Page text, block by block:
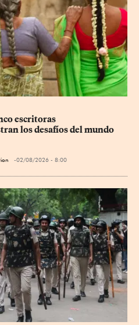
escritoras
los desafíos del mundo
02/08/2026 - 8:00